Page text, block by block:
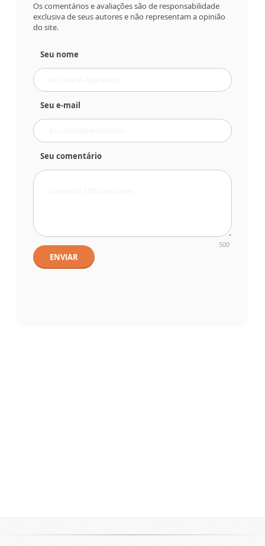
Os comentários e avaliações são de responsabilidade
exclusiva de seus autores e não representam a opinião
do site.
Seu nome
Seu e-mail
Seu comentário
500
ENVIAR